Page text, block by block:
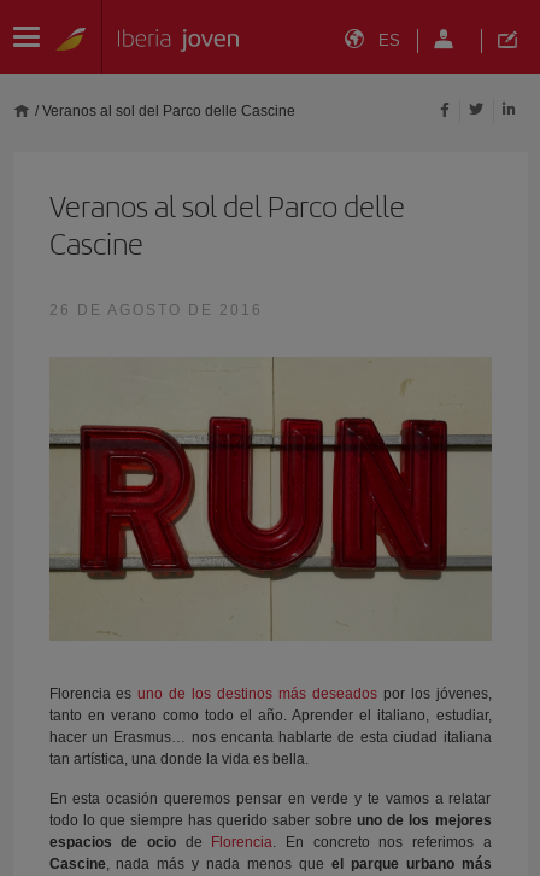
ES
/ Veranos al sol del Parco delle Cascine
Veranos al sol del Parco delle
Cascine
26 DE AGOSTO DE 2016
Florencia esuno de los destinos más deseadospor los jóvenes,
tanto en verano como todo el año. Aprender el italiano, estudiar,
hacer un Erasmus… nos encanta hablarte de esta ciudad italiana
tan artística, una donde la vida es bella.
En esta ocasión queremos pensar en verde y te vamos a relatar
todo lo que siempre has querido saber sobreuno de los mejores
espacios de ocio de Florencia. En concreto nos referimos a
Cascine, nada más y nada menos que el parque urbano más